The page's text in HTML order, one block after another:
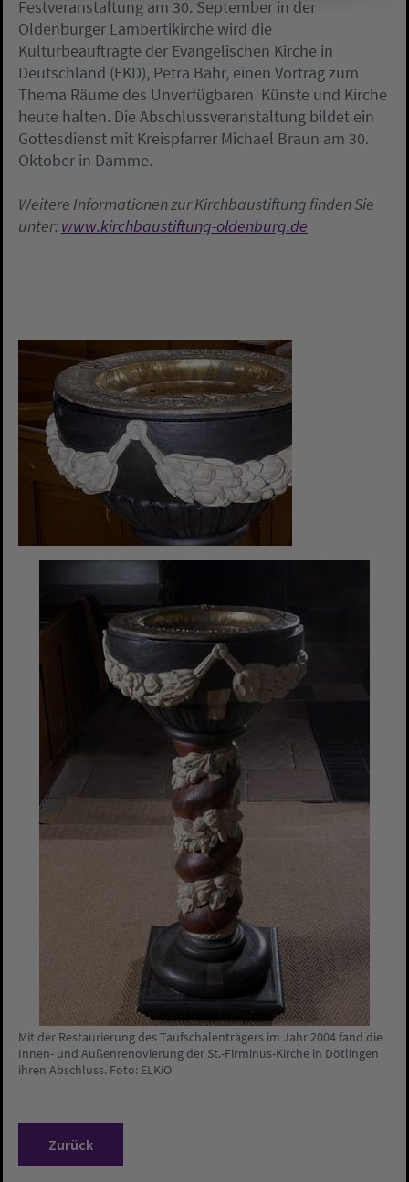
Festveranstaltung am 30. September in der
Oldenburger Lambertikirche wird die
Kulturbeauftragte der Evangelischen Kirche in
Deutschland (EKD), Petra Bahr, einen Vortrag zum
Thema Räume des Unverfügbaren  Künste und Kirche
heute halten. Die Abschlussveranstaltung bildet ein
Gottesdienst mit Kreispfarrer Michael Braun am 30.
Oktober in Damme.
Weitere Informationen zur Kirchbaustiftung finden Sie
unter:www.kirchbaustiftung-oldenburg.de
Mit der Restaurierung des Taufschalenträgers im Jahr 2004 fand die
Innen- und Außenrenovierung der St.-Firminus-Kirche in Dötlingen
ihren Abschluss. Foto: ELKiO
Zurück